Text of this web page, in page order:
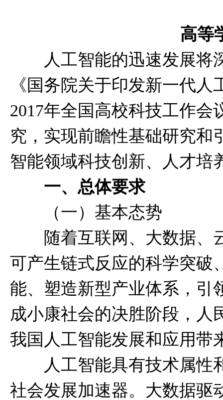
高等
人工智能的迅速发展将深
《国务院关于印发新一代
2017年全国高校科技工作
究，实现前瞻性基础研究和
智能领域科技创新、人才培
一、总体要求
（一）基本态势
随着互联网、大数据、云
可产生链式反应的科学突破
能、塑造新型产业体系，引
成小康社会的决胜阶段，人
我国人工智能发展和应用带
人工智能具有技术属性和
社会发展加速器。大数据驱